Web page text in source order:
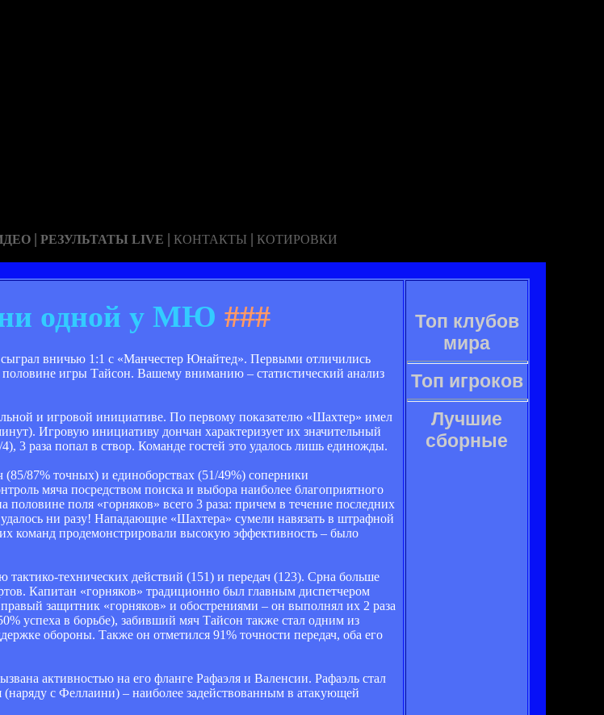
| РЕЗУЛЬТАТЫ LIVE | КОНТАКТЫ | КОТИРОВКИ
одной у МЮ ###
вничью 1:1 с «Манчестер Юнайтед». Первыми отличились
игры Тайсон. Вашему вниманию – статистический анализ
и игровой инициативе. По первому показателю «Шахтер» имел
Игровую инициативу дончан характеризует их значительный
3 раза попал в створ. Команде гостей это удалось лишь единожды.
(85/87% точных) и единоборствах (51/49%) соперники
мяча посредством поиска и выбора наиболее благоприятного
поля «горняков» всего 3 раза: причем в течение последних
ни разу! Нападающие «Шахтера» сумели навязать в штрафной
команд продемонстрировали высокую эффективность – было
технических действий (151) и передач (123). Срна больше
Капитан «горняков» традиционно был главным диспетчером
защитник «горняков» и обострениями – он выполнял их 2 раза
успеха в борьбе), забивший мяч Тайсон также стал одним из
обороны. Также он отметился 91% точности передач, оба его
активностью на его фланге Рафаэля и Валенсии. Рафаэль стал
с Феллаини) – наиболее задействованным в атакующей
Топ клубов
мира
Топ игроков
Лучшие
сборные